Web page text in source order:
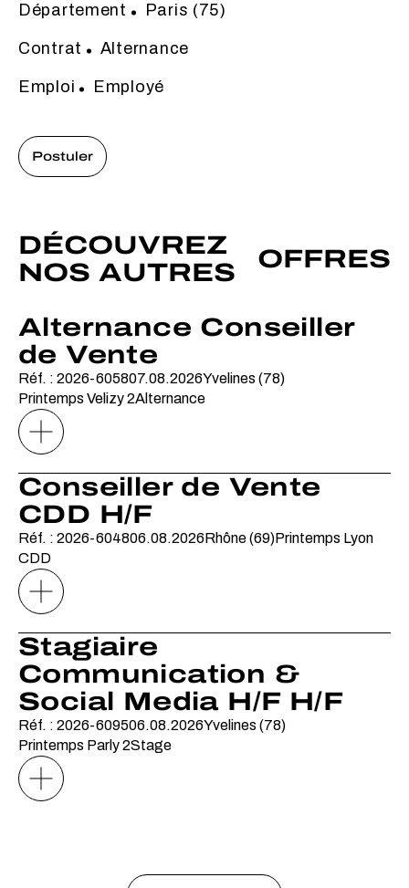
Département Paris (75)
Contrat Alternance
Emploi Employé
Postuler
DÉCOUVREZ
NOS AUTRES
OFFRES
Alternance Conseiller
de Vente
Réf. : 2026-605807.08.2026Yvelines (78)
Printemps Velizy 2Alternance
Conseiller de Vente
CDD H/F
Réf. : 2026-604806.08.2026Rhône (69)Printemps Lyon
CDD
Stagiaire
Communication &
Social Media H/F H/F
Réf. : 2026-609506.08.2026Yvelines (78)
Printemps Parly 2Stage